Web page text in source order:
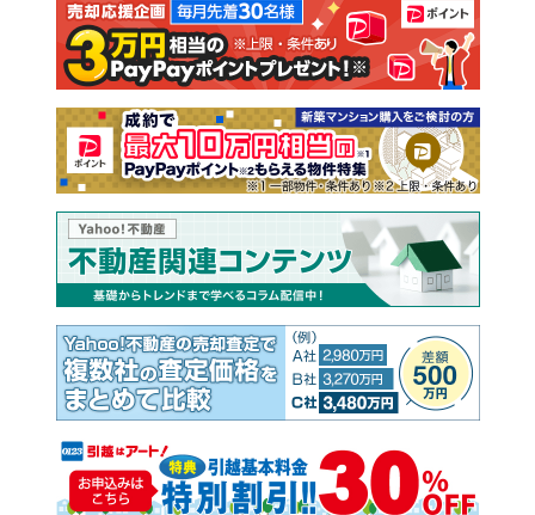
注文住宅 土地
売却査定